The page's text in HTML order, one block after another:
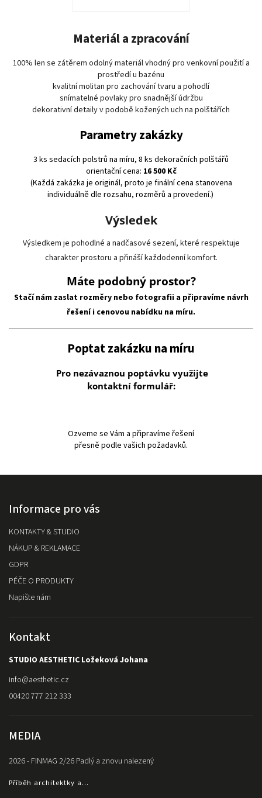
Materiál a zpracování
100% len se zátěrem odolný materiál vhodný pro venkovní použití a
prostředí u bazénu
kvalitní molitan pro zachování tvaru a pohodlí
snímatelné povlaky pro snadnější údržbu
dekorativní detaily v podobě kožených uch na polštářích
Parametry zakázky
3 ks sedacích polstrů na míru, 8 ks dekoračních polštářů
orientační cena: 16 500 Kč
(Každá zakázka je originál, proto je finální cena stanovena
individuálně dle rozsahu, rozměrů a provedení.)
Výsledek
Výsledkem je pohodlné a nadčasové sezení, které respektuje
charakter prostoru a přináší každodenní komfort.
Máte podobný prostor?
Stačí nám zaslat rozměry nebo fotografii a připravíme návrh
řešení i cenovou nabídku na míru.
Poptat zakázku na míru
Pro nezávaznou poptávku využijte
kontaktní formulář:
Ozveme se Vám a připravíme řešení
přesně podle vašich požadavků.
Informace pro vás
KONTAKTY & STUDIO
NÁKUP & REKLAMACE
GDPR
PÉČE O PRODUKTY
Napište nám
Kontakt
STUDIO AESTHETIC Ložeková Johana
info@aesthetic.cz
00420 777 212 333
MEDIA
2026 - FINMAG 2/26 Padlý a znovu nalezený
Příběh architektky a...